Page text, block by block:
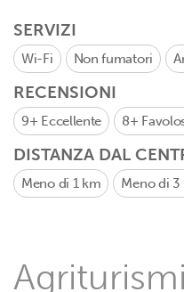
SERVIZI
Wi-Fi Non fumatori
RECENSIONI
9+ Eccellente 8+
DISTANZA DAL
Meno di 1 km Meno di 3